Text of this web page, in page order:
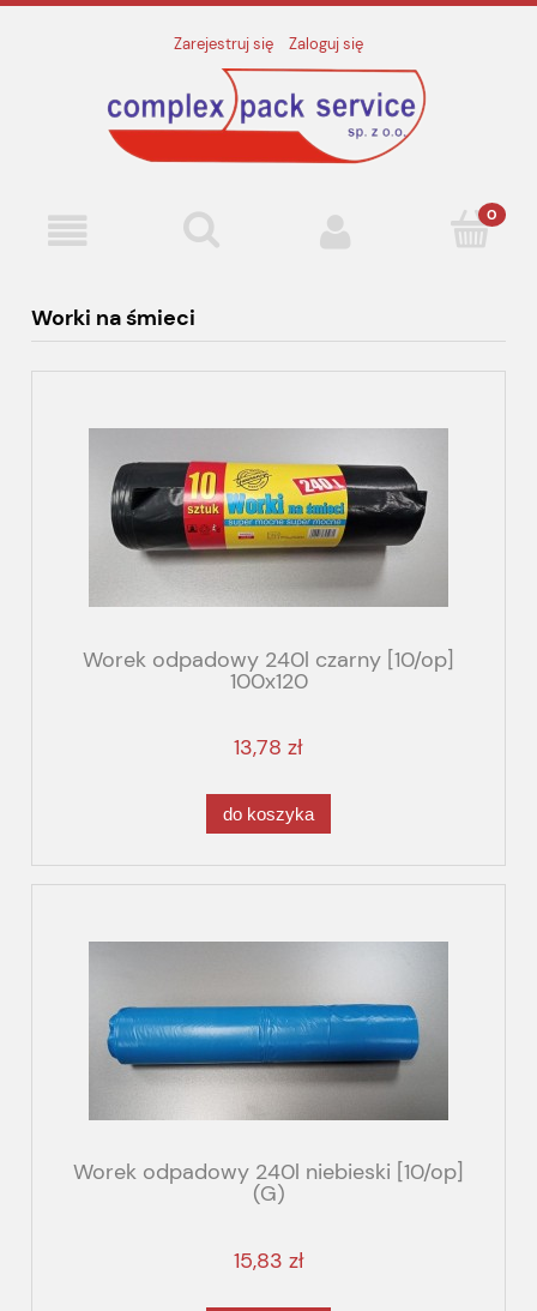
Zarejestruj się Zaloguj się
Worki na śmieci
Worek odpadowy 240l czarny [10/op]
100x120
13,78 zł
do koszyka
Worek odpadowy 240l niebieski [10/op]
(G)
15,83 zł